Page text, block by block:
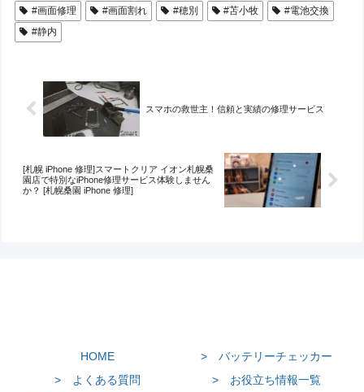
#画面修理
#画面割れ #穂別 #苫小牧
#電池交換
#静内
スマホの救世主！信頼と実績の修理サービス
[札幌 iPhone 修理]スマートクリア イオン札幌桑
園店で特別なiPhone修理サービス体験しません
か？ [札幌桑園 iPhone 修理]
HOME
> バッテリーチェッカー
> よくある質問
> お役立ち情報一覧